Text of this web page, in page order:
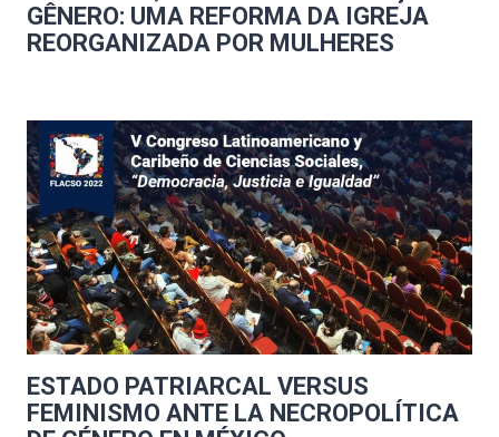
GÊNERO: UMA REFORMA DA IGREJA
REORGANIZADA POR MULHERES
ESTADO PATRIARCAL VERSUS
FEMINISMO ANTE LA NECROPOLÍTICA